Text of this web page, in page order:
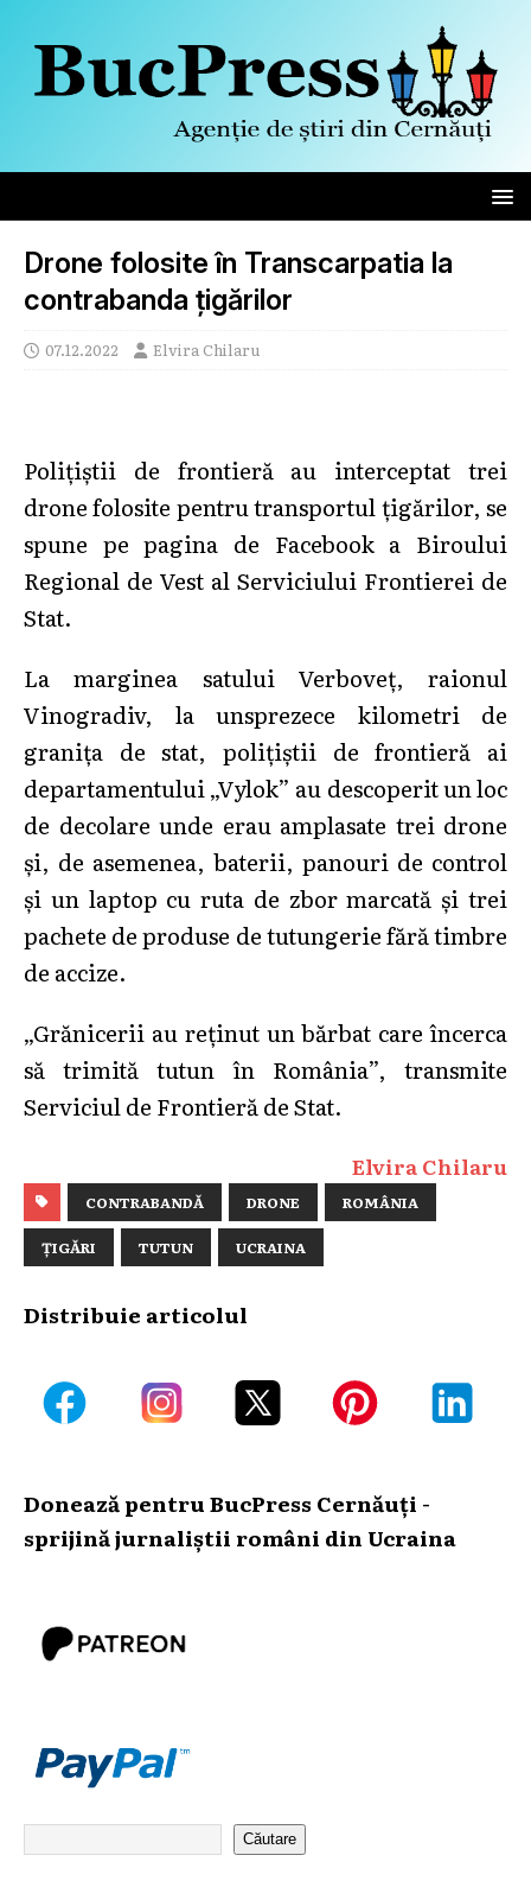
Drone folosite în Transcarpatia la
contrabanda țigărilor
07.12.2022 Elvira Chilaru
Polițiștii de frontieră au interceptat trei
drone folosite pentru transportul țigărilor, se
spune pe pagina de Facebook a Biroului
Regional de Vest al Serviciului Frontierei de
Stat.
La marginea satului Verboveț, raionul
Vinogradiv, la unsprezece kilometri de
granița de stat, polițiștii de frontieră ai
departamentului „Vylok” au descoperit un loc
de decolare unde erau amplasate trei drone
și, de asemenea, baterii, panouri de control
și un laptop cu ruta de zbor marcată și trei
pachete de produse de tutungerie fără timbre
de accize.
„Grănicerii au reținut un bărbat care încerca
să trimită tutun în România”, transmite
Serviciul de Frontieră de Stat.
Elvira Chilaru
CONTRABANDĂ DRONE ROMÂNIA
ȚIGĂRI TUTUN UCRAINA
Distribuie articolul
Donează pentru BucPress Cernăuți -
sprijină jurnaliștii români din Ucraina
Căutare